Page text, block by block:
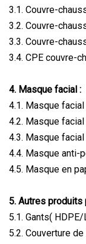
3.1. Couvre-
3.2. Couvre-
3.3. Couvre-
3.4. CPE couvre-
4. Masque facial :
4.1. Masque
4.2. Masque
4.3. Masque
4.4. Masque anti-
4.5. Masque en
5. Autres produits
5.1. Gants(
5.2. Couverture